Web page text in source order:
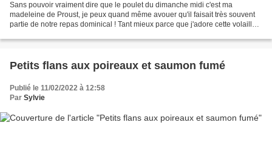
Sans pouvoir vraiment dire que le poulet du dimanche midi c'est ma
madeleine de Proust, je peux quand même avouer qu'il faisait très souvent
partie de notre repas dominical ! Tant mieux parce que j'adore cette volaille
Petits flans aux poireaux et saumon fumé
Publié le 11/02/2022 à 12:58
Par Sylvie